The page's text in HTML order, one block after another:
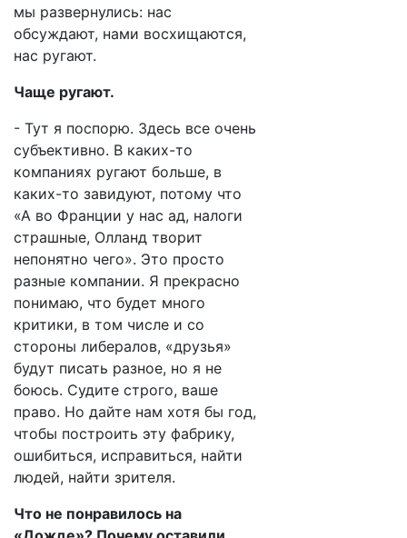
мы развернулись: нас
обсуждают, нами восхищаются,
нас ругают.
Чаще ругают.
- Тут я поспорю. Здесь все очень
субъективно. В каких-то
компаниях ругают больше, в
каких-то завидуют, потому что
«А во Франции у нас ад, налоги
страшные, Олланд творит
непонятно чего». Это просто
разные компании. Я прекрасно
понимаю, что будет много
критики, в том числе и со
стороны либералов, «друзья»
будут писать разное, но я не
боюсь. Судите строго, ваше
право. Но дайте нам хотя бы год,
чтобы построить эту фабрику,
ошибиться, исправиться, найти
людей, найти зрителя.
Что не понравилось на